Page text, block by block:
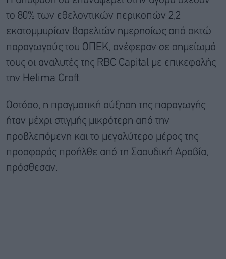
το 80% των εθελοντικών περικοπών 2,2
εκατομμυρίων βαρελιών ημερησίως από οκτώ
παραγωγούς του ΟΠΕΚ, ανέφεραν σε σημείωμά
τους οι αναλυτές της RBC Capital με επικεφαλής
την Helima Croft.
Ωστόσο, η πραγματική αύξηση της παραγωγής
ήταν μέχρι στιγμής μικρότερη από την
προβλεπόμενη και το μεγαλύτερο μέρος της
προσφοράς προήλθε από τη Σαουδική Αραβία,
πρόσθεσαν.